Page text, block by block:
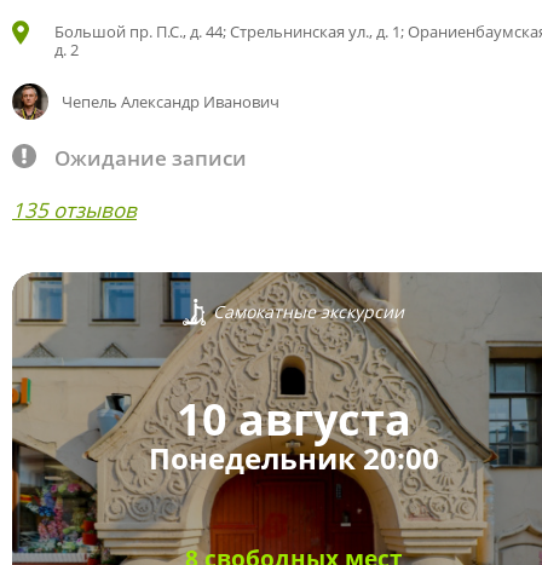
Большой пр. П.С., д. 44; Стрельнинская ул., д. 1;
д. 2
Чепель Александр Иванович
Ожидание записи
135 отзывов
Самокатные экскурсии
10 августа
Понедельник 20:00